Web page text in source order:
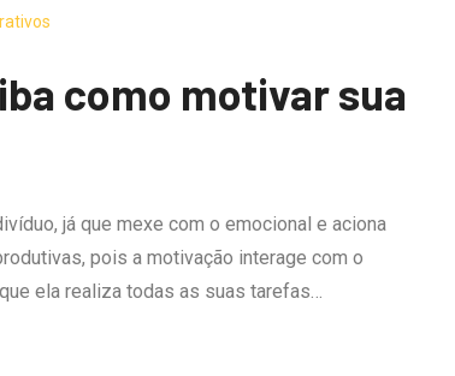
como motivar sua
já que mexe com o emocional e aciona
pois a motivação interage com o
ela realiza todas as suas tarefas…